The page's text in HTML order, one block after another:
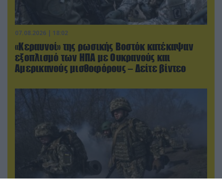
07.08.2026 | 18:02
«Κεραυνοί» της ρωσικής Βοστόκ κατέκαψαν
εξοπλισμό των ΗΠΑ με Ουκρανούς και
Αμερικανούς μισθοφόρους – Δείτε βίντεο